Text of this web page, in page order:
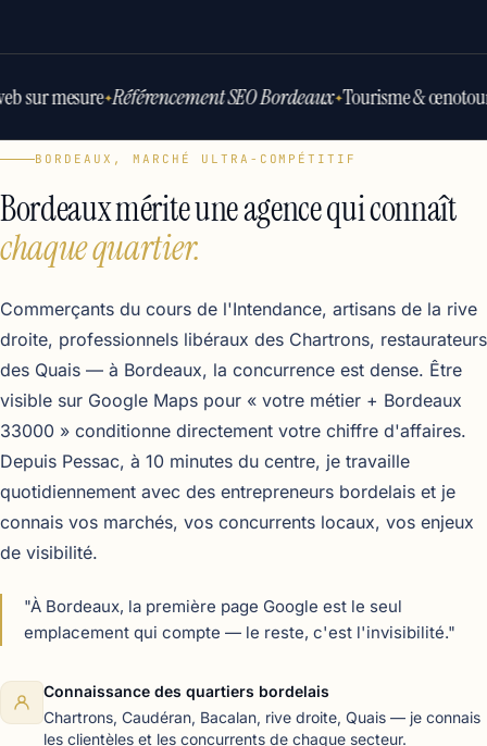
sur mesure✦Référencement SEO Bordeaux✦Tourisme &
BORDEAUX, MARCHÉ ULTRA-COMPÉTITIF
Bordeaux mérite une agence qui connaît
chaque quartier.
Commerçants du cours de l'Intendance, artisans de la rive
droite, professionnels libéraux des Chartrons, restaurateurs
des Quais — à Bordeaux, la concurrence est dense. Être
visible sur Google Maps pour « votre métier + Bordeaux
33000 » conditionne directement votre chiffre d'affaires.
Depuis Pessac, à 10 minutes du centre, je travaille
quotidiennement avec des entrepreneurs bordelais et je
connais vos marchés, vos concurrents locaux, vos enjeux
de visibilité.
"À Bordeaux, la première page Google est le seul
emplacement qui compte — le reste, c'est l'invisibilité."
Connaissance des quartiers bordelais
Chartrons, Caudéran, Bacalan, rive droite, Quais — je connais
les clientèles et les concurrents de chaque secteur.